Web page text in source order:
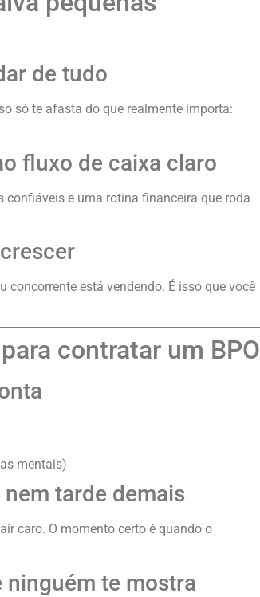
de tudo
só te afasta do que realmente importa:
fluxo de caixa claro
confiáveis e uma rotina financeira que roda
concorrente está vendendo. É isso que você
contratar um BPO
mentais)
tarde demais
caro. O momento certo é quando o
ninguém te mostra